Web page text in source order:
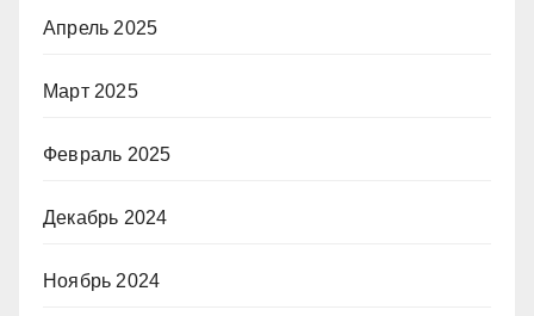
Апрель 2025
Март 2025
Февраль 2025
Декабрь 2024
Ноябрь 2024